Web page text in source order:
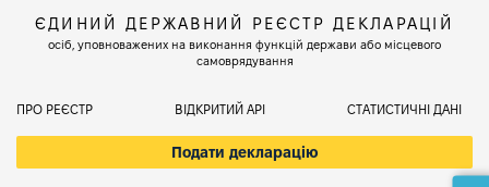
ЄДИНИЙ ДЕРЖАВНИЙ РЕЄСТР ДЕКЛАРАЦІЙ
осіб, уповноважених на виконання функцій держави або місцевого
самоврядування
ПРО РЕЄСТР ВІДКРИТИЙ АРІ СТАТИСТИЧНІ ДАНІ
Подати декларацію